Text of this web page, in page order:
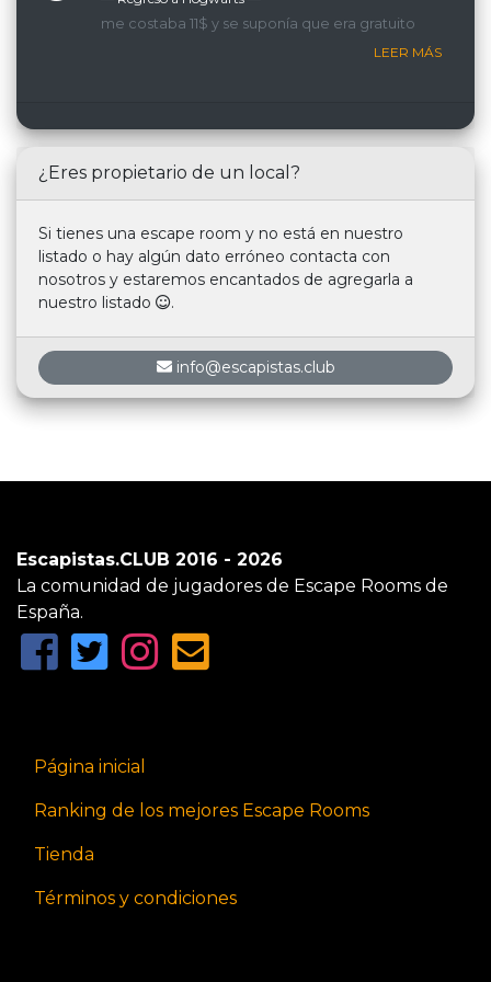
me costaba 11$ y se suponía que era gratuito
LEER MÁS
¿Eres propietario de un local?
Si tienes una escape room y no está en nuestro
listado o hay algún dato erróneo contacta con
nosotros y estaremos encantados de agregarla a
nuestro listado
.
info@escapistas.club
Escapistas.CLUB 2016 - 2026
La comunidad de jugadores de Escape Rooms de
España.
Página inicial
Ranking de los mejores Escape Rooms
Tienda
Términos y condiciones